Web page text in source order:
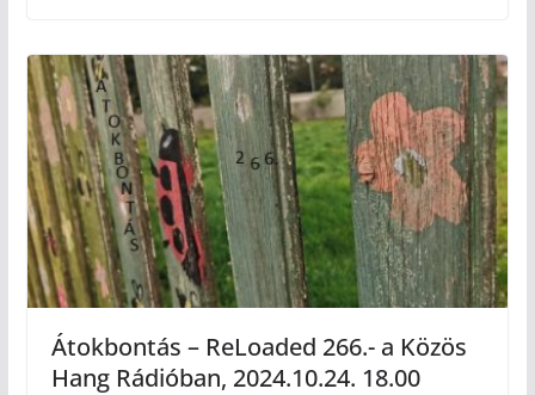
Átokbontás – ReLoaded 266.- a Közös
Hang Rádióban, 2024.10.24. 18.00